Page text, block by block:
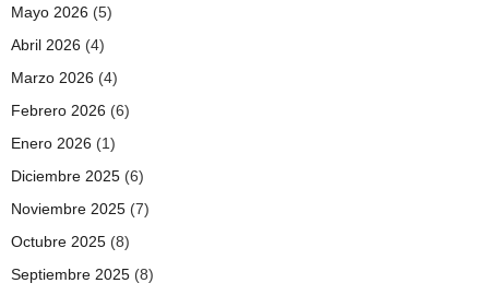
Mayo 2026 (5)
Abril 2026 (4)
Marzo 2026 (4)
Febrero 2026 (6)
Enero 2026 (1)
Diciembre 2025 (6)
Noviembre 2025 (7)
Octubre 2025 (8)
Septiembre 2025 (8)